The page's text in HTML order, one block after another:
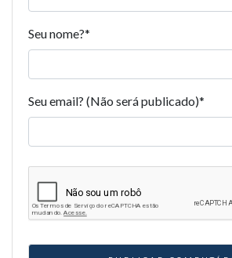
Seu nome?*
Seu email? (Não será publicado)*